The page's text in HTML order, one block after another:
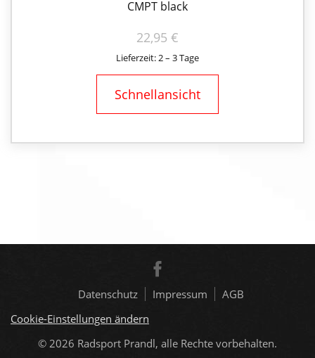
CMPT black
22,95 €
Lieferzeit: 2 – 3 Tage
Schnellansicht
© 2026 Radsport Prandl, alle Rechte vorbehalten.
Datenschutz Impressum
AGB
Cookie-Einstellungen ändern